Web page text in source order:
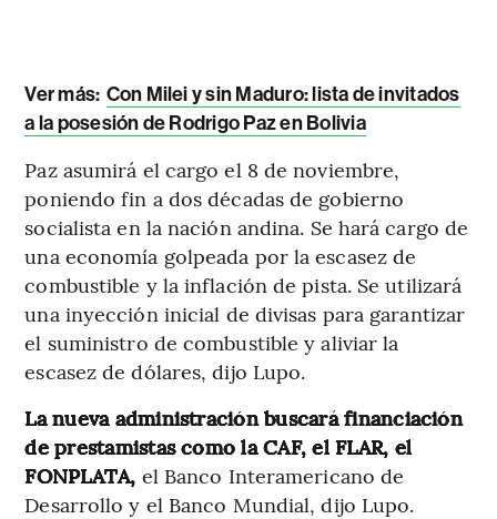
Ver más: Con Milei y sin Maduro: lista de invitados
a la posesión de Rodrigo Paz en Bolivia
Paz asumirá el cargo el 8 de noviembre,
poniendo fin a dos décadas de gobierno
socialista en la nación andina. Se hará cargo de
una economía golpeada por la escasez de
combustible y la inflación de pista. Se utilizará
una inyección inicial de divisas para garantizar
el suministro de combustible y aliviar la
escasez de dólares, dijo Lupo.
La nueva administración buscará financiación
de prestamistas como la CAF, el FLAR, el
FONPLATA, el Banco Interamericano de
Desarrollo y el Banco Mundial, dijo Lupo.